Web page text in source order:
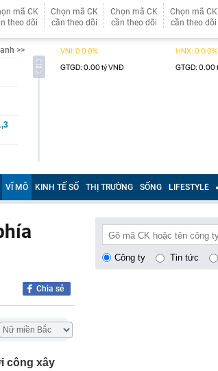
mã CK
theo dõi
Chọn mã CK
cần theo dõi
Chọn mã CK
cần theo dõi
Chọn mã CK
cần theo dõi
>>
kỳ
VĨ MÔ KINH TẾ SỐ THỊ TRƯỜNG SỐNG LIFESTYLE
Chia sẻ
công xây
Công ty Tin tức